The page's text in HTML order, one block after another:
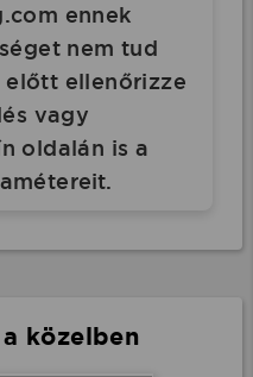
ennek
nem tud
ellenőrizze
vagy
oldalán is a
közelben